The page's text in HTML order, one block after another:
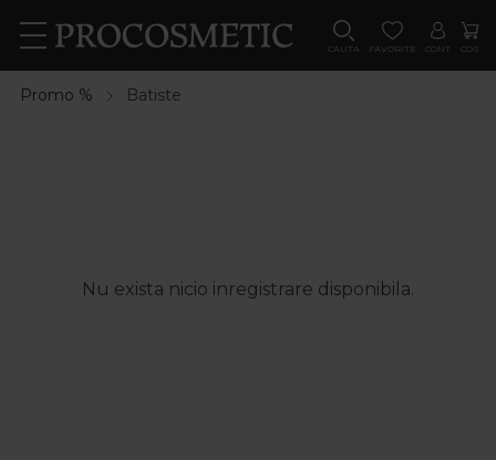
CAUTA FAVORITE CONT COS
Promo % Batiste
Nu exista nicio inregistrare disponibila.